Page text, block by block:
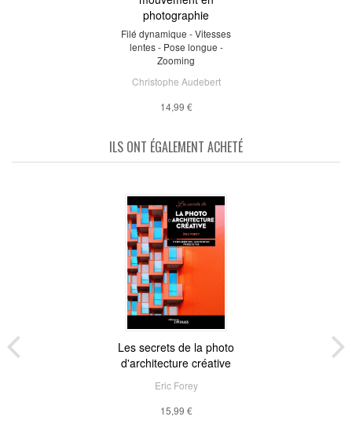
photographie
Filé dynamique - Vitesses
lentes - Pose longue -
Zooming
Christophe Audebert
14,99 €
ILS ONT ÉGALEMENT ACHETÉ
Les secrets de la photo
d'architecture créative
Eric Forey
15,99 €